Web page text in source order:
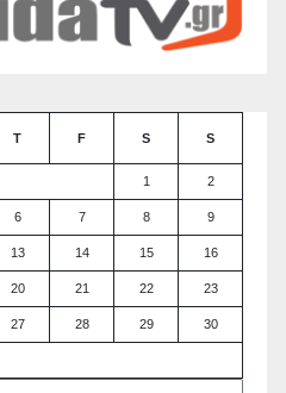
T F S S
1 2
6 7 8 9
13 14 15 16
20 21 22 23
27 28 29 30